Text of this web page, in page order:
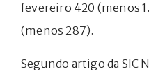
fevereiro 420 (menos
(menos 287).
Segundo artigo da SIC